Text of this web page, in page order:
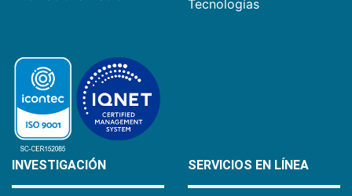
Tecnologías
INVESTIGACIÓN SERVICIOS EN LÍNEA